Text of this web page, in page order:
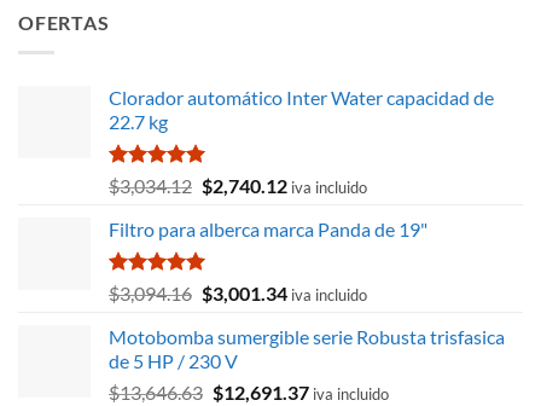
OFERTAS
Clorador automático Inter Water capacidad de
22.7 kg
Valorado
con
de 5
$3,034.12 El
original
era:
$3,034.12.
$2,740.12El
actual
$2,740.12.
iva incluido
Filtro para alberca marca Panda de 19"
Valorado
con
de 5
$3,094.16 El
original
era:
$3,094.16.
$3,001.34El
actual
$3,001.34.
iva incluido
Motobomba sumergible serie Robusta trisfasica
de 5 HP / 230 V
$13,646.63 El
$12,691.37Eliva incluido